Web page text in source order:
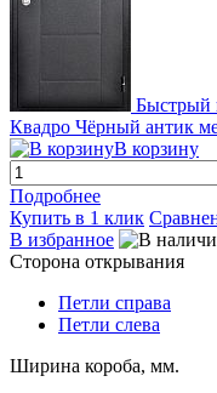
Быстрый
Квадро Чёрный антик
В корзину
Подробнее
Купить в 1 клик
В избранное
Сторона открывания
Петли справа
Петли слева
Ширина короба, мм.